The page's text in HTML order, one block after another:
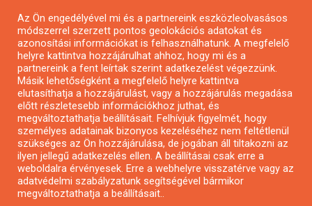
Pályázatok magánszemélyeknek
Pályázatok civil szervezeteknek
Pályázatok vállalkozásoknak
Önkormányzati pályázatok
Mezőgazdasági pályázatok
Falusi turizmus pályázatok
Napelem pályázatok
GINOP pályázatok
Az Ön engedélyével mi és a partnereink eszközleolvasásos
módszerrel szerzett pontos geolokációs adatokat és
azonosítási információkat is felhasználhatunk. A megfelelő
helyre kattintva hozzájárulhat ahhoz, hogy mi és a
partnereink a fent leírtak szerint adatkezelést végezzünk.
Másik lehetőségként a megfelelő helyre kattintva
elutasíthatja a hozzájárulást, vagy a hozzájárulás megadása
előtt részletesebb információkhoz juthat, és
megváltoztathatja beállításait. Felhívjuk figyelmét, hogy
személyes adatainak bizonyos kezeléséhez nem feltétlenül
szükséges az Ön hozzájárulása, de jogában áll tiltakozni az
ilyen jellegű adatkezelés ellen. A beállításai csak erre a
weboldalra érvényesek. Erre a webhelyre visszatérve vagy az
adatvédelmi szabályzatunk segítségével bármikor
megváltoztathatja a beállításait..